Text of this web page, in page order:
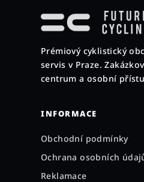
Prémiový cyklistický
servis v Praze.
centrum a osobní
INFORMACE
Obchodní podmínky
Ochrana osobních
Reklamace